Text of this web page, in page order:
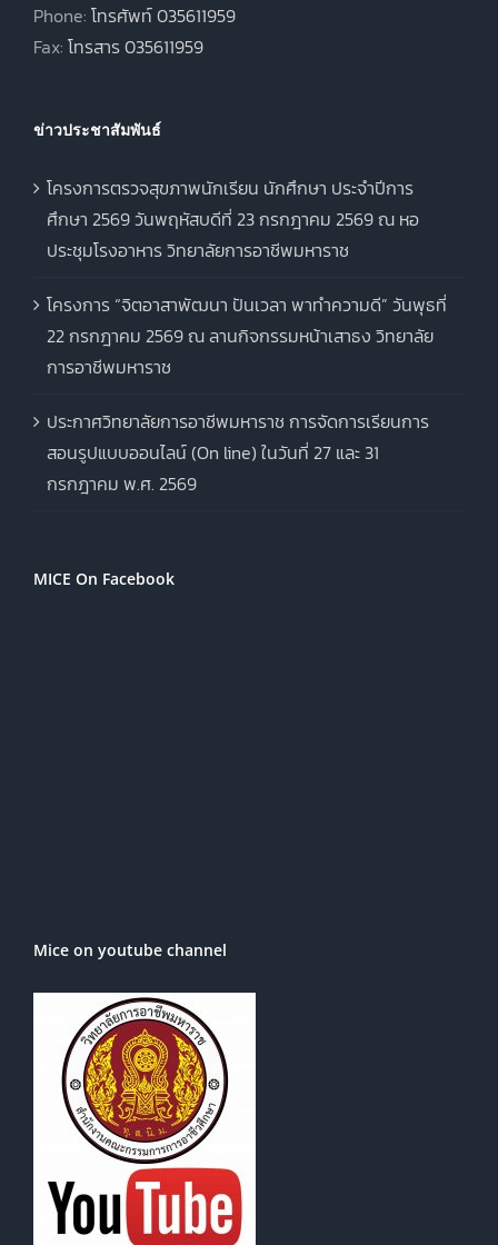
Phone: โทรศัพท์ 035611959
Fax: โทรสาร 035611959
ข่าวประชาสัมพันธ์
โครงการตรวจสุขภาพนักเรียน นักศึกษา ประจำปีการ
ศึกษา 2569 วันพฤหัสบดีที่ 23 กรกฎาคม 2569 ณ หอ
ประชุมโรงอาหาร วิทยาลัยการอาชีพมหาราช
โครงการ “จิตอาสาพัฒนา ปันเวลา พาทำความดี” วันพุธที่
22 กรกฎาคม 2569 ณ ลานกิจกรรมหน้าเสาธง วิทยาลัย
การอาชีพมหาราช
ประกาศวิทยาลัยการอาชีพมหาราช การจัดการเรียนการ
สอนรูปแบบออนไลน์ (On line) ในวันที่ 27 และ 31
กรกฎาคม พ.ศ. 2569
MICE On Facebook
Mice on youtube channel